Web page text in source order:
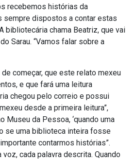
recebemos histórias da
sempre dispostos a contar estas
bibliotecária chama Beatriz, que vai
Sarau. “Vamos falar sobre a
começar, que este relato mexeu
e que fará uma leitura
chegou pelo correio e possui
desde a primeira leitura”,
Museu da Pessoa, ‘quando uma
se uma biblioteca inteira fosse
contarmos histórias”.
voz, cada palavra descrita. Quando